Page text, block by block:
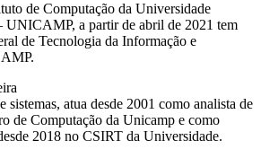
de Computação da Universidade
UNICAMP, a partir de abril de 2021 tem
de Tecnologia da Informação e
sistemas, atua desde 2001 como analista de
de Computação da Unicamp e como
2018 no CSIRT da Universidade.